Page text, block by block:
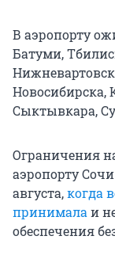
В аэропорту
Батуми,
Новосибирска,
Сыктывкара,
Ограничения
аэропорту
августа,когда
принимала и
обеспечения